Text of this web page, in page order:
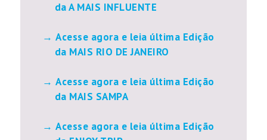
da A MAIS INFLUENTE
Acesse agora e leia última Edição
da MAIS RIO DE JANEIRO
Acesse agora e leia última Edição
da MAIS SAMPA
Acesse agora e leia última Edição